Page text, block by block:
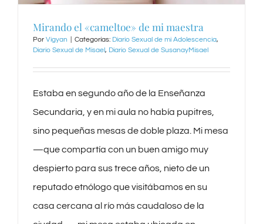
Mirando el «cameltoe» de mi maestra
Por Vigyan Categorías: Diario Sexual de mi Adolescencia,
Diario Sexual de Misael, Diario Sexual de SusanayMisael
Estaba en segundo año de la Enseñanza
Secundaria, y en mi aula no había pupitres,
sino pequeñas mesas de doble plaza. Mi mesa
—que compartía con un buen amigo muy
despierto para sus trece años, nieto de un
reputado etnólogo que visitábamos en su
casa cercana al río más caudaloso de la